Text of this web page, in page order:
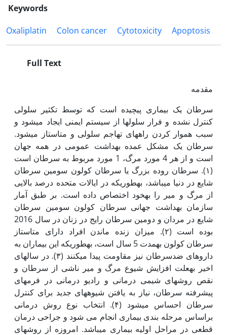
Keywords
Oxaliplatin
Colon cancer Cytotoxicity Apoptosis
Full Text
مقدمه
سرطان یک بیماری پیچیده است که توسط تکثیر سلولی
کنترل نشده و فرار سلول­ها از سیستم ایمنی ایجاد می‫شود و
سبب هموار کردن راه‫های تهاجم سلولی و متاستاز می‫شود.
سرطان یک مشکل عمده بهداشت عمومی در همه جهان
است و از هر 4 مورد مرگ، 1 مورد مربوط به سرطان است
(۱). سرطان روده بزرگ یا سرطان کولون سومین سرطان
شایع در دنیا می‫باشد، به‫طوری‫که در ایالات متحده درصد بالایی
از مرگ و میر را به‫خود اختصاص داده است. بر طبق آمار
سازمان بهداشت جهانی سرطان کولون سومین سرطان
شایع در مردان و دومین سرطان رایج در زنان در سال 2016
بوده است (۲). میزان زنده ماندن افراد دارای متاستاز
سرطان کولون به‫مدت 5 سال است، به‫طوری‫که این بیماران به
داروهای ضدسرطان نیز مقاومت پیدا می‫کنند (۳). در سال­های
اخیر به‫علت افزایش شیوع مرگ و میر ناشی از سرطان و
نقص روش‫های شیمی درمانی و رادیو درمانی در فرم‫های
پیشرفته سرطان، نیاز به یافتن شیوه‫های جدید برای کنترل
سرطان احساس می‫شود (۴). انتخاب نوع روش درمانی
براساس مرحله بندی بیماری انجام می ‫شود و جراحی درمان
قطعی در مراحل اولیه بیماری می‫باشد. امروزه از روش‫های